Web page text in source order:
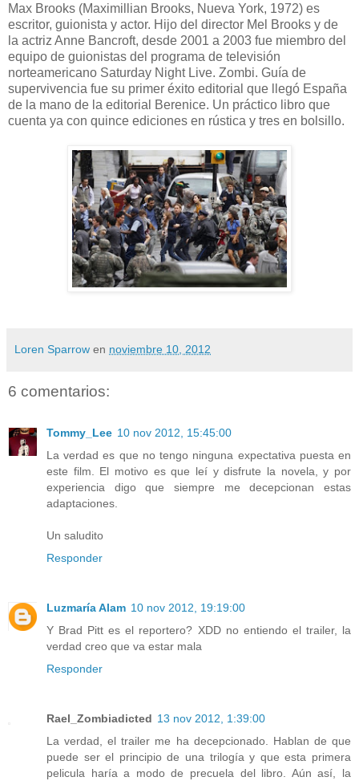
Max Brooks (Maximillian Brooks, Nueva York, 1972) es
escritor, guionista y actor. Hijo del director Mel Brooks y de
la actriz Anne Bancroft, desde 2001 a 2003 fue miembro del
equipo de guionistas del programa de televisión
norteamericano Saturday Night Live. Zombi. Guía de
supervivencia fue su primer éxito editorial que llegó España
de la mano de la editorial Berenice. Un práctico libro que
cuenta ya con quince ediciones en rústica y tres en bolsillo.
Loren Sparrow en noviembre 10, 2012
6 comentarios:
Tommy_Lee 10 nov 2012, 15:45:00
La verdad es que no tengo ninguna expectativa puesta en
este film. El motivo es que leí y disfrute la novela, y por
experiencia digo que siempre me decepcionan estas
adaptaciones.
Un saludito
Responder
Luzmaría Alam 10 nov 2012, 19:19:00
Y Brad Pitt es el reportero? XDD no entiendo el trailer, la
verdad creo que va estar mala
Responder
Rael_Zombiadicted 13 nov 2012, 1:39:00
La verdad, el trailer me ha decepcionado. Hablan de que
puede ser el principio de una trilogía y que esta primera
pelicula haría a modo de precuela del libro. Aún así, la